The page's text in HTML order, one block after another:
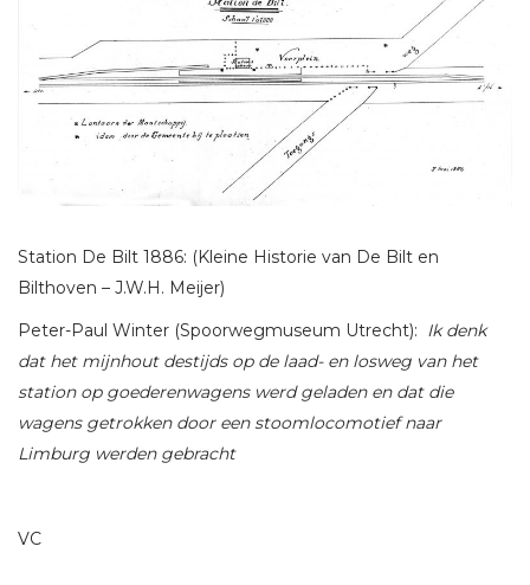
Station De Bilt 1886: (Kleine Historie van De Bilt en
Bilthoven – J.W.H. Meijer)
Peter-Paul Winter (Spoorwegmuseum Utrecht): Ik denk
dat het mijnhout destijds op de laad- en losweg van het
station op goederenwagens werd geladen en dat die
wagens getrokken door een stoomlocomotief naar
Limburg werden gebracht
VC